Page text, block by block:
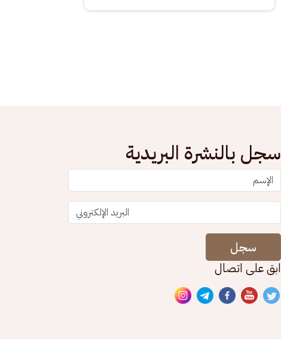
سجل بالنشرة البريدية
سجل
ابق على اتصال